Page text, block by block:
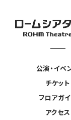
公演・イベ
チケット
フロアガ
アクセス